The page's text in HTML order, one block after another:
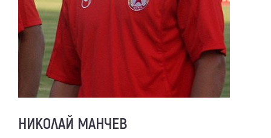
НИКОЛАЙ МАНЧЕВ